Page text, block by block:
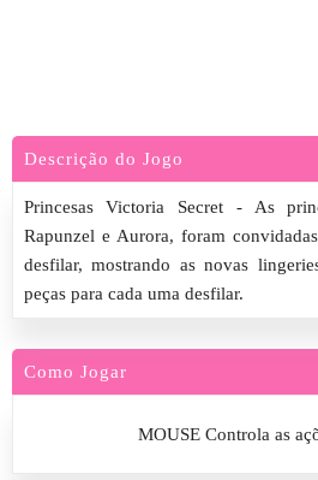
Descrição do Jogo
Princesas Victoria Secret - As
Rapunzel e Aurora, foram
desfilar, mostrando as novas
peças para cada uma desfilar.
Como Jogar
MOUSE Controla as